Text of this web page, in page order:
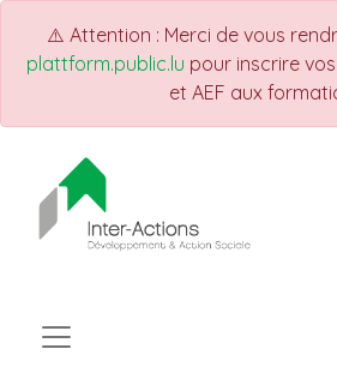
⚠️ Attention : Merci de vous
plattform.public.lu pour inscrire
et AEF aux